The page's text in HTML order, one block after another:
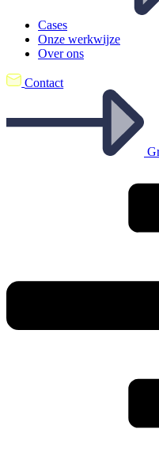
Cases
Onze werkwijze
Over ons
Contact